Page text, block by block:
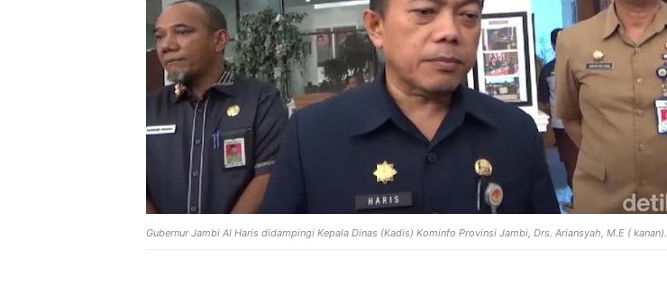
Gubernur Jambi Al Haris didampingi Kepala Dinas (Kadis) Kominfo Provinsi Jambi, Drs. Ariansyah, M.E ( kanan).